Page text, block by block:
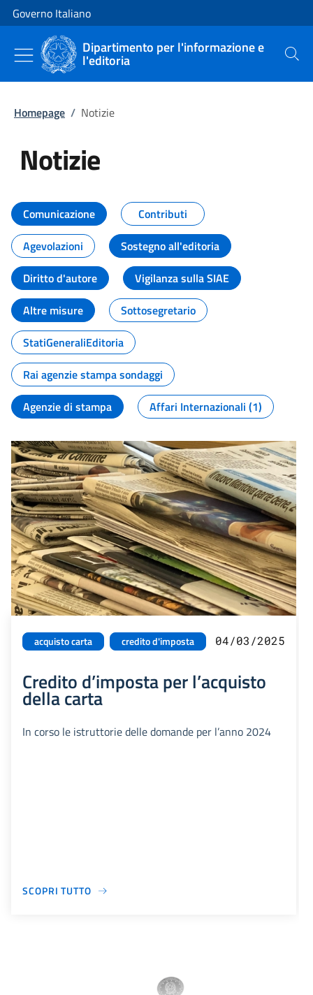
Vai al contenuto
Vai alla navigazione del sito
Governo Italiano
Dipartimento per l'informazione e
l'editoria Cerca
Homepage / Notizie
Notizie
Tutti i contenuti della pagina
Comunicazione
Contributi
Agevolazioni
Sostegno all'editoria
Diritto d'autore
Vigilanza sulla SIAE
Altre misure
Sottosegretario
StatiGeneraliEditoria
Rai agenzie stampa sondaggi
Agenzie di stampa
Affari Internazionali (1)
acquisto carta credito d'imposta 04/03/2025
Credito d’imposta per l’acquisto
della carta
In corso le istruttorie delle domande per l’anno 2024
SCOPRI TUTTO